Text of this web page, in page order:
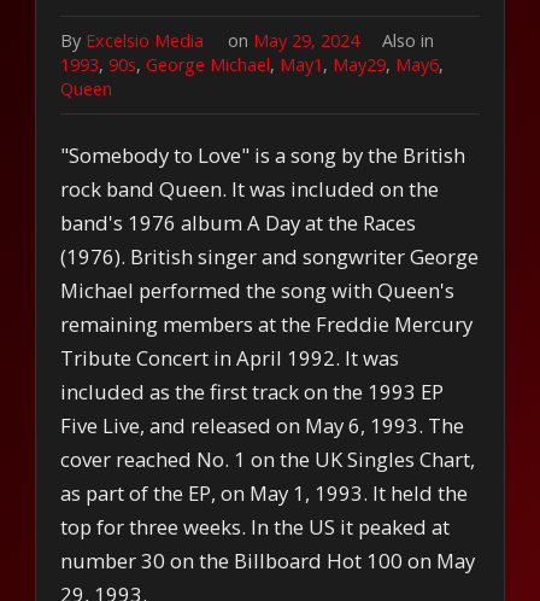
By Excelsio Media on May 29, 2024
Also in
1993,90s,George Michael, May1 , May29, May6,
Queen
"Somebody to Love" is a song by the British
rock band Queen. It was included on the
band's 1976 album A Day at the Races
(1976). British singer and songwriter George
Michael performed the song with Queen's
remaining members at the Freddie Mercury
Tribute Concert in April 1992. It was
included as the first track on the 1993 EP
Five Live, and released on May 6, 1993. The
cover reached No. 1 on the UK Singles Chart,
as part of the EP, on May 1, 1993. It held the
top for three weeks. In the US it peaked at
number 30 on the Billboard Hot 100 on May
29, 1993.